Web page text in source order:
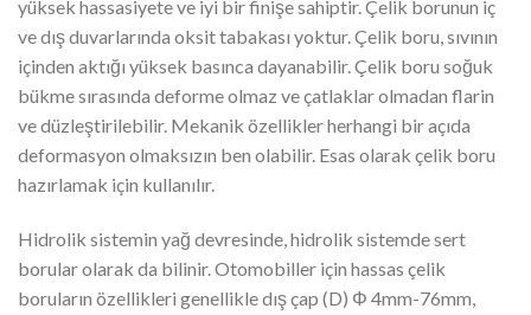
yüksek hassasiyete ve iyi bir finişe sahiptir. Çelik borunun iç
ve dış duvarlarında oksit tabakası yoktur. Çelik boru, sıvının
içinden aktığı yüksek basınca dayanabilir. Çelik boru soğuk
bükme sırasında deforme olmaz ve çatlaklar olmadan flarin
ve düzleştirilebilir. Mekanik özellikler herhangi bir açıda
deformasyon olmaksızın ben olabilir. Esas olarak çelik boru
hazırlamak için kullanılır.
Hidrolik sistemin yağ devresinde, hidrolik sistemde sert
borular olarak da bilinir. Otomobiller için hassas çelik
boruların özellikleri genellikle dış çap (D) Φ 4mm-76mm,